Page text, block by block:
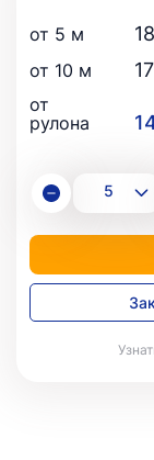
от 5 м
от 10 м
от
рулона